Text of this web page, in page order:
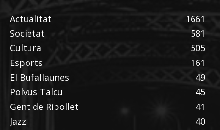
Actualitat
1661
Societat
581
Cultura
505
Esports
161
El Bufallaunes
49
Polvus Talcu
45
Gent de Ripollet
41
Jazz
40